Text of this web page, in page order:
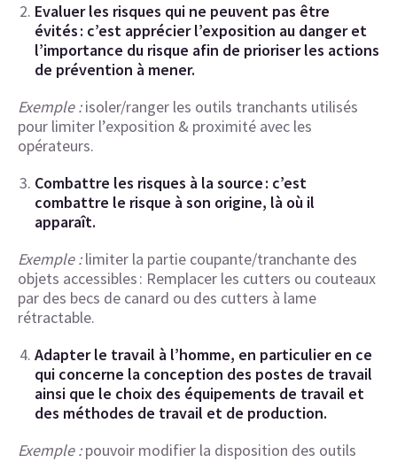
Evaluer les risques qui ne peuvent pas être
évités : c’est apprécier l’exposition au danger et
l’importance du risque afin de prioriser les actions
de prévention à mener.
Exemple :isoler/ranger les outils tranchants utilisés
pour limiter l’exposition & proximité avec les
opérateurs.
Combattre les risques à la source : c’est
combattre le risque à son origine, là où il
apparaît.
Exemple :limiter la partie coupante/tranchante des
objets accessibles : Remplacer les cutters ou couteaux
par des becs de canard ou des cutters à lame
rétractable.
Adapter le travail à l’homme, en particulier en ce
qui concerne la conception des postes de travail
ainsi que le choix des équipements de travail et
des méthodes de travail et de production.
Exemple :pouvoir modifier la disposition des outils